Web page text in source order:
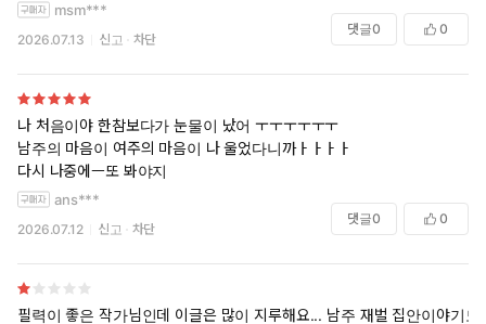
msm***
2026.07.13 신고 차단
댓글0 0
나 처음이야 한참보다가 눈물이 났어 ㅜㅜㅜㅜㅜㅜ
남주의 마음이 여주의 마음이 나 울었다니까ㅏㅏㅏㅏ
다시 나중에ㅡ또 봐야지
ans***
2026.07.12 신고 차단
댓글0 0
필력이 좋은 작가님인데 이글은 많이 지루해요... 남주 재벌 집안이야기도